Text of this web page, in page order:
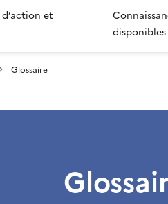
et
disponibles
Glossaire